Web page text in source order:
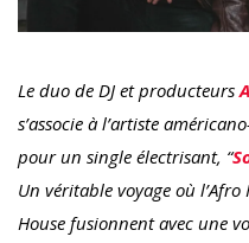
Le duo de DJ et producteurs
s’associe à l’artiste
pour un single électrisant, “
Un véritable voyage où l’Afro
House fusionnent avec une